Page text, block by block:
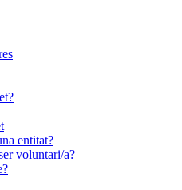
entitat?
voluntari/a?